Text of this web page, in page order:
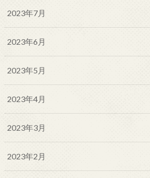
2023年7月
2023年6月
2023年5月
2023年4月
2023年3月
2023年2月